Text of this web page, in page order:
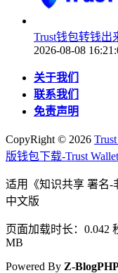
Trust钱包转钱出
2026-08-08
关于我们
联系我们
免责声明
CopyRight © 2026
版钱包下载-Trust
适用《知识共享 署名-
中文版
页面加载时长：0.042
MB
Powered By Z-